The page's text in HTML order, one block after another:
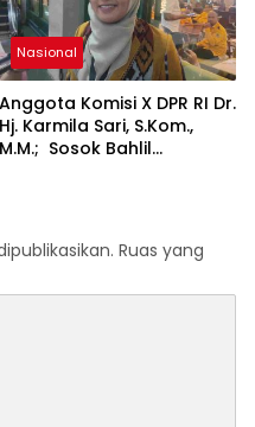
Nasional
Anggota Komisi X DPR RI Dr.
Hj. Karmila Sari, S.Kom.,
M.M.; Sosok Bahlil
Usaha, Pemerintah,
maupun Pemangku
Ruas yang